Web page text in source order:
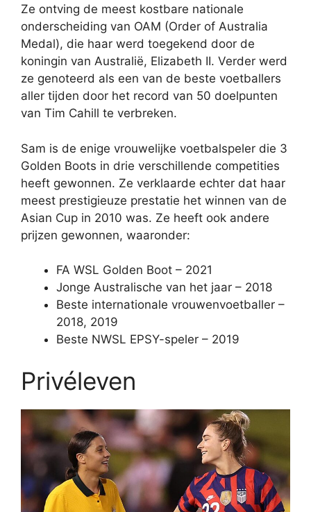
Ze ontving de meest kostbare nationale
onderscheiding van OAM (Order of Australia
Medal), die haar werd toegekend door de
koningin van Australië, Elizabeth II. Verder werd
ze genoteerd als een van de beste voetballers
aller tijden door het record van 50 doelpunten
van Tim Cahill te verbreken.
Sam is de enige vrouwelijke voetbalspeler die 3
Golden Boots in drie verschillende competities
heeft gewonnen. Ze verklaarde echter dat haar
meest prestigieuze prestatie het winnen van de
Asian Cup in 2010 was. Ze heeft ook andere
prijzen gewonnen, waaronder:
FA WSL Golden Boot – 2021
Jonge Australische van het jaar – 2018
Beste internationale vrouwenvoetballer –
2018, 2019
Beste NWSL EPSY-speler – 2019
Privéleven